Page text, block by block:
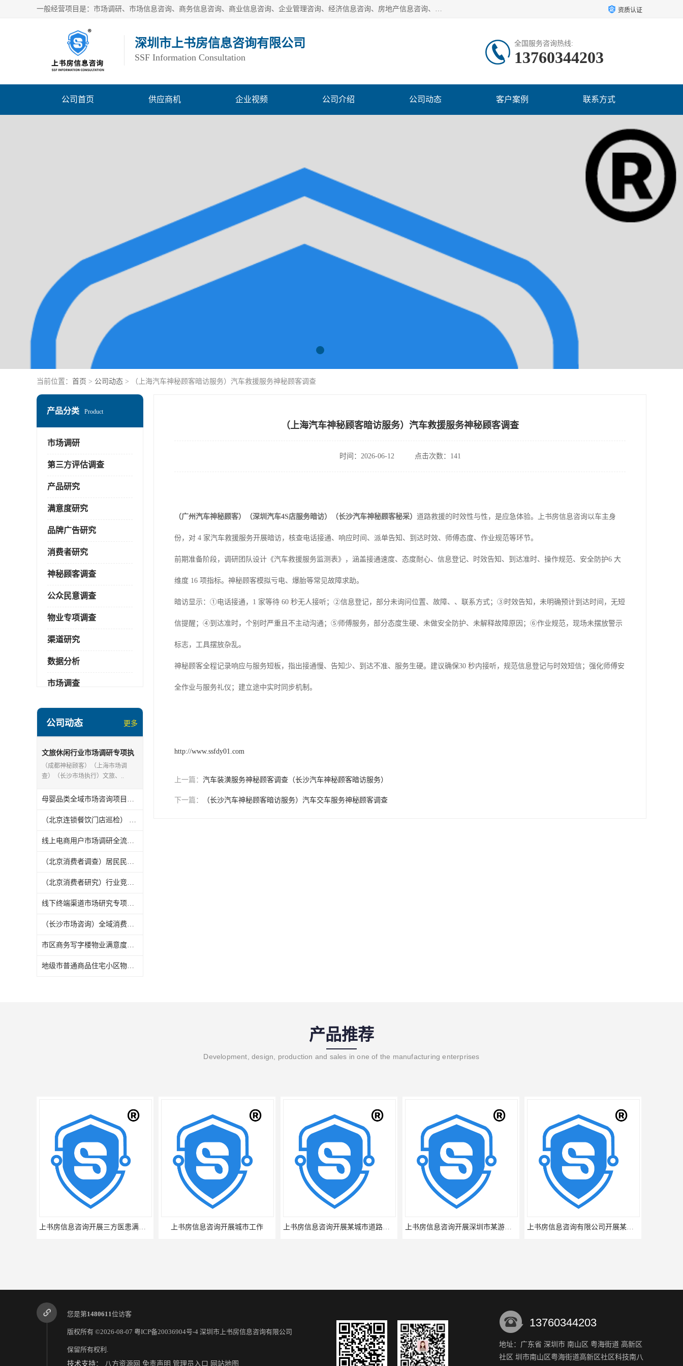
一般经营项目是：市场调研、市场信息咨询、商务信息咨询、商业信息咨询、企业管理咨询、经济信息咨询、房地产信息咨询、投资信息咨询、财务管理咨询、市场调查、数据分析；城市管理信息采集及监测服务；消费行为调查、三方评估调查、客户满意度调查、统计调查、统计分析、统计研究；统计信息咨询、统计培训；生态文明研究；接受合法委托提供企业统计业务及其相关的统计信息咨询；立足中国，洞察全球、独立第三方调研 资质认证
深圳市上书房信息咨询有限公司
SSF Information Consultation
全国服务咨询热线:
13760344203
公司首页 供应商机 企业视频 公司介绍 公司动态 客户案例 联系方式
当前位置： 首页 > 公司动态 > （上海汽车神秘顾客暗访服务）汽车救援服务神秘顾客调查
产品分类 Product
市场调研
第三方评估调查
产品研究
满意度研究
品牌广告研究
消费者研究
神秘顾客调查
公众民意调查
物业专项调查
渠道研究
数据分析
市场调查
公司动态 更多
文旅休闲行业市场调研专项执
行纪实（北京连锁餐饮门店巡
检）
（成都神秘顾客）（上海市场调
查）（长沙市场执行）文旅、..
母婴品类全域市场咨询项目纪实（北京消费者调查）
（北京连锁餐饮门店巡检） 线下餐饮业态市场研究专项执行纪实
线上电商用户市场调研全流程纪实（北京消费者调查）
（北京消费者调查）居民民生消费市场咨询项目执行纪实
（北京消费者研究）行业竞品对标市场调研专项纪实
线下终端渠道市场研究专项执行纪实（长沙市场咨询）
（长沙市场咨询）全域消费品市场调研项目全流程纪实
市区商务写字楼物业满意度专项调研（长沙满意度调查）
地级市普通商品住宅小区物业满意度专项调研（长沙满意度调查）
（上海汽车神秘顾客暗访服务）汽车救援服务神秘顾客调查
时间：2026-06-12 点击次数：141
（广州汽车神秘顾客）（深圳汽车4S店服务暗访）（长沙汽车神秘顾客秘采） 道路救援的时效性与性，是应急体验。上书房信息咨询以车主身
份，对 4 家汽车救援服务开展暗访，核查电话接通、响应时间、派单告知、到达时效、师傅态度、作业规范等环节。
前期准备阶段，调研团队设计《汽车救援服务监测表》，涵盖接通速度、态度耐心、信息登记、时效告知、到达准时、操作规范、安全防护6 大
维度 16 项指标。神秘顾客模拟亏电、爆胎等常见故障求助。
暗访显示： ①电话接通，1 家等待 60 秒无人接听；②信息登记，部分未询问位置、故障、、联系方式；③时效告知，未明确预计到达时间，无短
信提醒；④到达准时，个别时严重且不主动沟通；⑤师傅服务，部分态度生硬、未做安全防护、未解释故障原因；⑥作业规范，现场未摆放警示
标志，工具摆放杂乱。
神秘顾客全程记录响应与服务短板，指出接通慢、告知少、到达不准、服务生硬。建议确保30 秒内接听，规范信息登记与时效短信；强化师傅安
全作业与服务礼仪；建立途中实时同步机制。
http://www.ssfdy01.com
上一篇： 汽车装潢服务神秘顾客调查（长沙汽车神秘顾客暗访服务）
下一篇： （长沙汽车神秘顾客暗访服务）汽车交车服务神秘顾客调查
产品推荐
Development, design, production and sales in one of the manufacturing enterprises
上书房信息咨询开展三方医患满意度调查 上书房信息咨询开展城市工作 上书房信息咨询开展某城市道路公众满意度评价项目 上书房信息咨询开展深圳市某游乐场游客满意度调查 上书房信息咨询有限公司开展某商场服务深圳三方满意度测评
您是第1480611位访客
版权所有 ©2026-08-07 粤ICP备20036904号-4 深圳市上书房信息咨询有限公司
保留所有权利.
技术支持： 八方资源网 免责声明 管理员入口 网站地图
13760344203
地址：广东省 深圳市 南山区 粤海街道 高新区
社区 圳市南山区粤海街道高新区社区科技南八